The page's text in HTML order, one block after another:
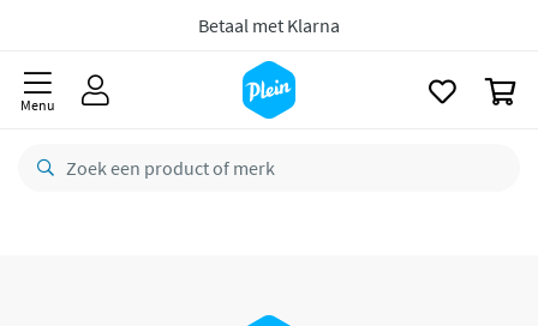
Betaal met Klarna
Menu